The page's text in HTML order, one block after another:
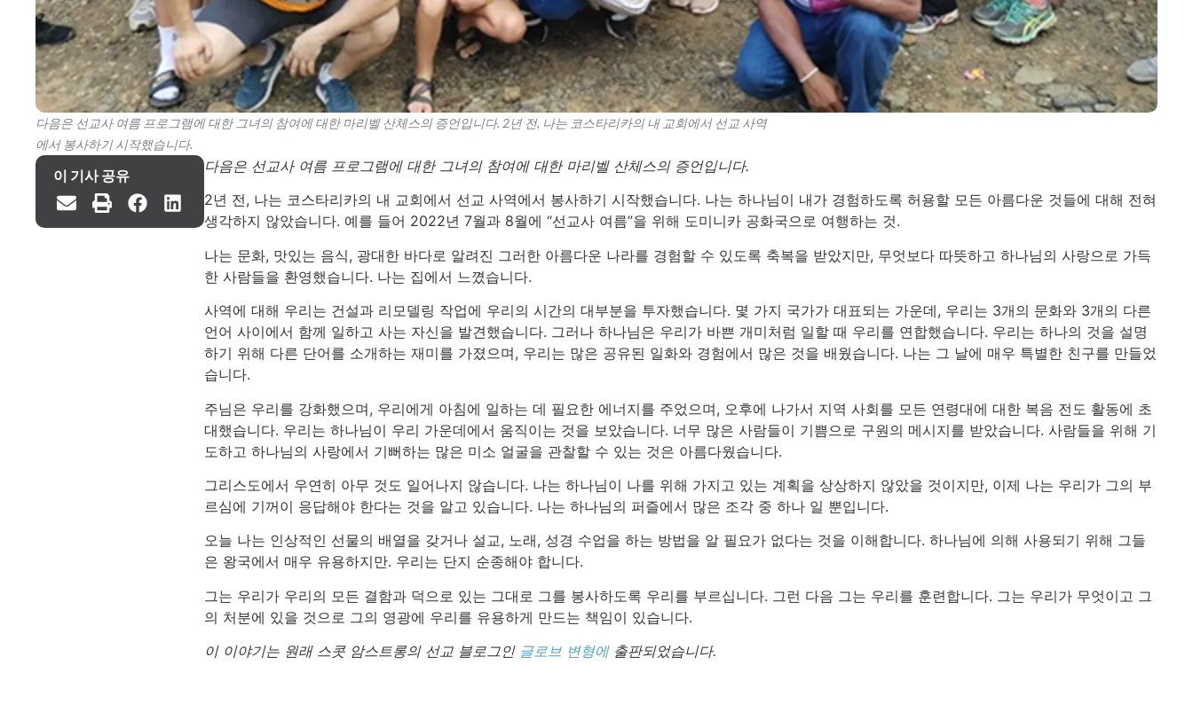
다음은 선교사 여름 프로그램에 대한 그녀의 참여에 대한 마리벨 산체스의 증언입니다. 2년 전, 나는 코스타리카의 내 교회에서 선교 사역
에서 봉사하기 시작했습니다.
이 기사 공유
다음은 선교사 여름 프로그램에 대한 그녀의 참여에 대한 마리벨 산체스의 증언입니다.
2년 전, 나는 코스타리카의 내 교회에서 선교 사역에서 봉사하기 시작했습니다. 나는 하나님이 내가 경험하도록 허용할 모든 아름다운 것들에 대해 전혀
생각하지 않았습니다. 예를 들어 2022년 7월과 8월에 “선교사 여름”을 위해 도미니카 공화국으로 여행하는 것.
나는 문화, 맛있는 음식, 광대한 바다로 알려진 그러한 아름다운 나라를 경험할 수 있도록 축복을 받았지만, 무엇보다 따뜻하고 하나님의 사랑으로 가득
한 사람들을 환영했습니다. 나는 집에서 느꼈습니다.
사역에 대해 우리는 건설과 리모델링 작업에 우리의 시간의 대부분을 투자했습니다. 몇 가지 국가가 대표되는 가운데, 우리는 3개의 문화와 3개의 다른
언어 사이에서 함께 일하고 사는 자신을 발견했습니다. 그러나 하나님은 우리가 바쁜 개미처럼 일할 때 우리를 연합했습니다. 우리는 하나의 것을 설명
하기 위해 다른 단어를 소개하는 재미를 가졌으며, 우리는 많은 공유된 일화와 경험에서 많은 것을 배웠습니다. 나는 그 날에 매우 특별한 친구를 만들었
습니다.
주님은 우리를 강화했으며, 우리에게 아침에 일하는 데 필요한 에너지를 주었으며, 오후에 나가서 지역 사회를 모든 연령대에 대한 복음 전도 활동에 초
대했습니다. 우리는 하나님이 우리 가운데에서 움직이는 것을 보았습니다. 너무 많은 사람들이 기쁨으로 구원의 메시지를 받았습니다. 사람들을 위해 기
도하고 하나님의 사랑에서 기뻐하는 많은 미소 얼굴을 관찰할 수 있는 것은 아름다웠습니다.
그리스도에서 우연히 아무 것도 일어나지 않습니다. 나는 하나님이 나를 위해 가지고 있는 계획을 상상하지 않았을 것이지만, 이제 나는 우리가 그의 부
르심에 기꺼이 응답해야 한다는 것을 알고 있습니다. 나는 하나님의 퍼즐에서 많은 조각 중 하나 일 뿐입니다.
오늘 나는 인상적인 선물의 배열을 갖거나 설교, 노래, 성경 수업을 하는 방법을 알 필요가 없다는 것을 이해합니다. 하나님에 의해 사용되기 위해 그들
은 왕국에서 매우 유용하지만. 우리는 단지 순종해야 합니다.
그는 우리가 우리의 모든 결함과 덕으로 있는 그대로 그를 봉사하도록 우리를 부르십니다. 그런 다음 그는 우리를 훈련합니다. 그는 우리가 무엇이고 그
의 처분에 있을 것으로 그의 영광에 우리를 유용하게 만드는 책임이 있습니다.
이 이야기는 원래 스콧 암스트롱의 선교 블로그인 글로브 변형에출판되었습니다.